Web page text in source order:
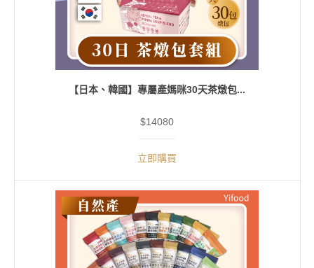
【日本、韓國】專屬產媽咪30天茶燉包...
$14080
立即購買